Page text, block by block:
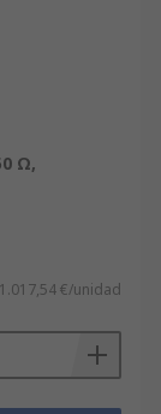
Ω,
1.017,54 €/unidad